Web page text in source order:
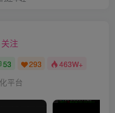
关注
53 293 463W+
平台